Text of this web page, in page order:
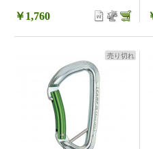
￥1,760
売り切れ